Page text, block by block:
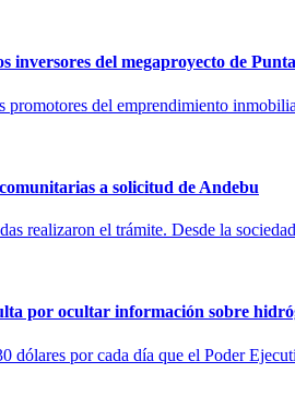
inversores del megaproyecto de
del emprendimiento
a solicitud de Andebu
realizaron el trámite. Desde la
por ocultar información sobre
dólares por cada día que el Poder